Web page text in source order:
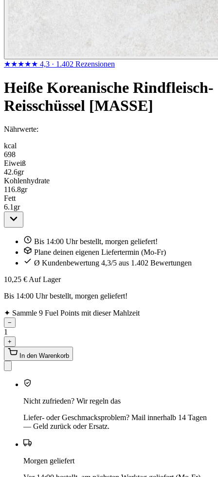
★★★★★ 4,3 · 1.402 Rezensionen
Heiße Koreanische Rindfleisch-
Reisschüssel [MASSE]
Nährwerte:
kcal
698
Eiweiß
42.6gr
Kohlenhydrate
116.8gr
Fett
6.1 gr
Bis 14:00 Uhr bestellt, morgen geliefert!
Plane deinen eigenen Liefertermin (Mo-Fr)
Ø Kundenbewertung 4,3/5 aus 1.402 Bewertungen
10,25 € Auf Lager
Bis 14:00 Uhr bestellt, morgen geliefert!
✦ Sammle 9 Fuel Points mit dieser Mahlzeit
−
1
+
In den Warenkorb
Nicht zufrieden? Wir regeln das
Liefer- oder Geschmacksproblem? Mail innerhalb 14 Tagen
— Geld zurück oder Ersatz.
Morgen geliefert